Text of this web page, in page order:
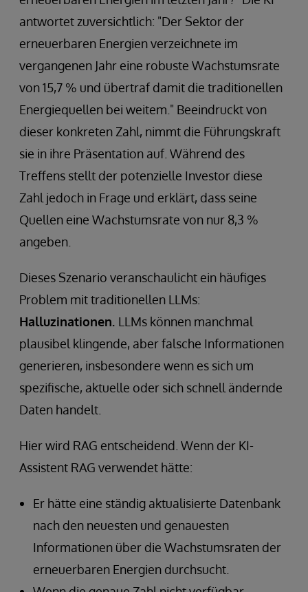
antwortet zuversichtlich: "Der Sektor der
erneuerbaren Energien verzeichnete im
vergangenen Jahr eine robuste Wachstumsrate
von 15,7 % und übertraf damit die traditionellen
Energiequellen bei weitem." Beeindruckt von
dieser konkreten Zahl, nimmt die Führungskraft
sie in ihre Präsentation auf. Während des
Treffens stellt der potenzielle Investor diese
Zahl jedoch in Frage und erklärt, dass seine
Quellen eine Wachstumsrate von nur 8,3 %
angeben.
Dieses Szenario veranschaulicht ein häufiges
Problem mit traditionellen LLMs:
Halluzinationen. LLMs können manchmal
plausibel klingende, aber falsche Informationen
generieren, insbesondere wenn es sich um
spezifische, aktuelle oder sich schnell ändernde
Daten handelt.
Hier wird RAG entscheidend. Wenn der KI-
Assistent RAG verwendet hätte:
Er hätte eine ständig aktualisierte Datenbank
nach den neuesten und genauesten
Informationen über die Wachstumsraten der
erneuerbaren Energien durchsucht.